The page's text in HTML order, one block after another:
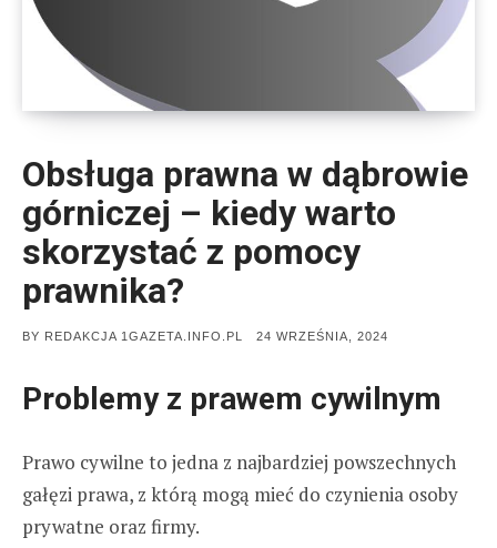
Obsługa prawna w dąbrowie
górniczej – kiedy warto
skorzystać z pomocy
prawnika?
BY REDAKCJA 1GAZETA.INFO.PL
POSTED
24 WRZEŚNIA, 2024
Problemy z prawem cywilnym
Prawo cywilne to jedna z najbardziej powszechnych
gałęzi prawa, z którą mogą mieć do czynienia osoby
prywatne oraz firmy.